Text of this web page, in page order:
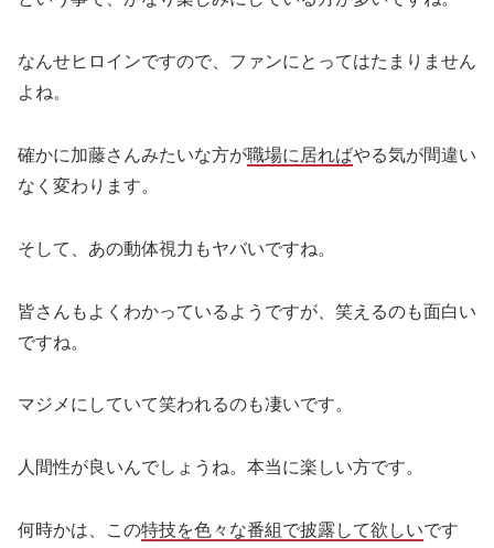
なんせヒロインですので、ファンにとってはたまりません
よね。
確かに加藤さんみたいな方が職場に居ればやる気が間違い
なく変わります。
そして、あの動体視力もヤバいですね。
皆さんもよくわかっているようですが、笑えるのも面白い
ですね。
マジメにしていて笑われるのも凄いです。
人間性が良いんでしょうね。本当に楽しい方です。
何時かは、この特技を色々な番組で披露して欲しいです